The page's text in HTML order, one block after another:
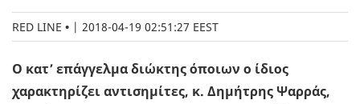
RED LINE | 2018-04-19 02:51:27 EEST
Ο κατ’ επάγγελμα διώκτης όποιων ο ίδιος
χαρακτηρίζει αντισημίτες, κ. Δημήτρης Ψαρράς,